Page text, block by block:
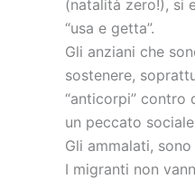
(natalità zero!), si
“usa e getta”.
Gli anziani che
sostenere,
“anticorpi” contro
un peccato
Gli ammalati,
I migranti non